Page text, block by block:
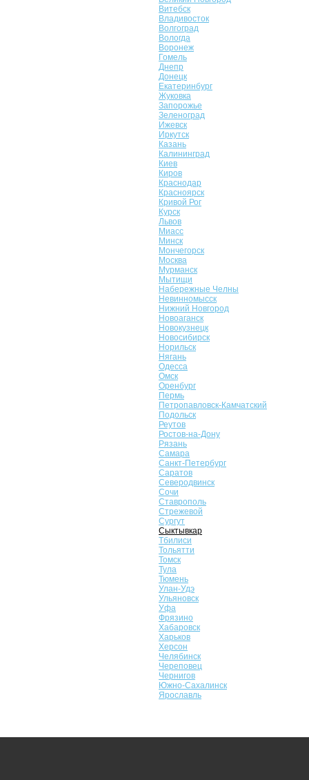
Витебск
Владивосток
Волгоград
Вологда
Воронеж
Гомель
Днепр
Донецк
Екатеринбург
Жуковка
Запорожье
Зеленоград
Ижевск
Иркутск
Казань
Калининград
Киев
Киров
Краснодар
Красноярск
Кривой Рог
Курск
Львов
Миасс
Минск
Мончегорск
Москва
Мурманск
Мытищи
Набережные Челны
Невинномысск
Нижний Новгород
Новоаганск
Новокузнецк
Новосибирск
Норильск
Нягань
Одесса
Омск
Оренбург
Пермь
Петропавловск-Камчатский
Подольск
Реутов
Ростов-на-Дону
Рязань
Самара
Санкт-Петербург
Саратов
Северодвинск
Сочи
Ставрополь
Стрежевой
Сургут
Сыктывкар
Тбилиси
Тольятти
Томск
Тула
Тюмень
Улан-Удэ
Ульяновск
Уфа
Фрязино
Хабаровск
Харьков
Херсон
Челябинск
Череповец
Чернигов
Южно-Сахалинск
Ярославль